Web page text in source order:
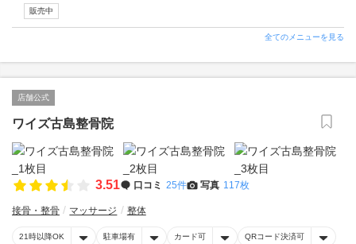
販売中
全てのメニューを見る
店舗公式
ワイズ古島整骨院
3.51 口コミ 25件 写真 117枚
接骨・整骨 マッサージ 整体
21時以降OK 駐車場有 カード可 QRコード決済可